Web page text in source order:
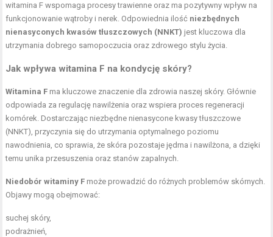
witamina F wspomaga procesy trawienne oraz ma pozytywny wpływ na
funkcjonowanie wątroby i nerek. Odpowiednia ilość niezbędnych
nienasyconych kwasów tłuszczowych (NNKT) jest kluczowa dla
utrzymania dobrego samopoczucia oraz zdrowego stylu życia.
Jak wpływa witamina F na kondycję skóry?
Witamina F ma kluczowe znaczenie dla zdrowia naszej skóry. Głównie
odpowiada za regulację nawilżenia oraz wspiera proces regeneracji
komórek. Dostarczając niezbędne nienasycone kwasy tłuszczowe
(NNKT), przyczynia się do utrzymania optymalnego poziomu
nawodnienia, co sprawia, że skóra pozostaje jędrna i nawilżona, a dzięki
temu unika przesuszenia oraz stanów zapalnych.
Niedobór witaminy F może prowadzić do różnych problemów skórnych.
Objawy mogą obejmować:
suchej skóry,
podrażnień,